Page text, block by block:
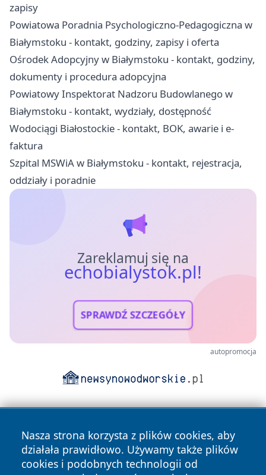
zapisy
Powiatowa Poradnia Psychologiczno-Pedagogiczna w
Białymstoku - kontakt, godziny, zapisy i oferta
Ośrodek Adopcyjny w Białymstoku - kontakt, godziny,
dokumenty i procedura adopcyjna
Powiatowy Inspektorat Nadzoru Budowlanego w
Białymstoku - kontakt, wydziały, dostępność
Wodociągi Białostockie - kontakt, BOK, awarie i e-
faktura
Szpital MSWiA w Białymstoku - kontakt, rejestracja,
oddziały i poradnie
Zareklamuj się na
echobialystok.pl!
SPRAWDŹ SZCZEGÓŁY
autopromocja
Nasza strona korzysta z plików cookies, aby
działała prawidłowo. Używamy także plików
cookies i podobnych technologii od